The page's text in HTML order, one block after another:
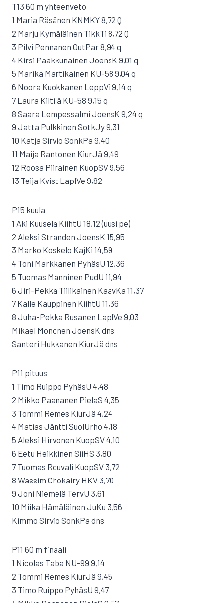
T13 60 m yhteenveto
1 Maria Räsänen KNMKY 8,72 Q
2 Marju Kymäläinen TikkTi 8,72 Q
3 Pilvi Pennanen OutPar 8,94 q
4 Kirsi Paakkunainen JoensK 9,01 q
5 Marika Martikainen KU-58 9,04 q
6 Noora Kuokkanen LeppVi 9,14 q
7 Laura Kiltilä KU-58 9,15 q
8 Saara Lempessalmi JoensK 9,24 q
9 Jatta Pulkkinen SotkJy 9,31
10 Katja Sirvio SonkPa 9,40
11 Maija Rantonen KiurJä 9,49
12 Roosa Piirainen KuopSV 9,56
13 Teija Kvist LaplVe 9,82
P15 kuula
1 Aki Kuusela KiihtU 18,12 (uusi pe)
2 Aleksi Stranden JoensK 15,95
3 Marko Koskelo KajKi 14,59
4 Toni Markkanen PyhäsU 12,36
5 Tuomas Manninen PudU 11,94
6 Jiri-Pekka Tiilikainen KaavKa 11,37
7 Kalle Kauppinen KiihtU 11,36
8 Juha-Pekka Rusanen LaplVe 9,03
Mikael Mononen JoensK dns
Santeri Hukkanen KiurJä dns
P11 pituus
1 Timo Ruippo PyhäsU 4,48
2 Mikko Paananen PielaS 4,35
3 Tommi Remes KiurJä 4,24
4 Matias Jäntti SuolUrho 4,18
5 Aleksi Hirvonen KuopSV 4,10
6 Eetu Heikkinen SiiHS 3,80
7 Tuomas Rouvali KuopSV 3,72
8 Wassim Chokairy HKV 3,70
9 Joni Niemelä TervU 3,61
10 Miika Hämäläinen JuKu 3,56
Kimmo Sirvio SonkPa dns
P11 60 m finaali
1 Nicolas Taba NU-99 9,14
2 Tommi Remes KiurJä 9,45
3 Timo Ruippo PyhäsU 9,47